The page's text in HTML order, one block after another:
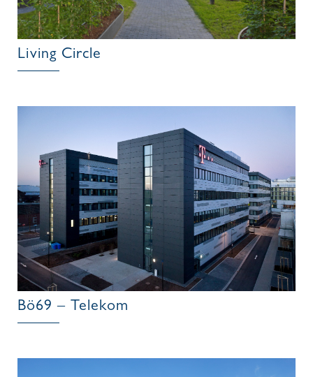
Living Circle
Bö69 – Telekom